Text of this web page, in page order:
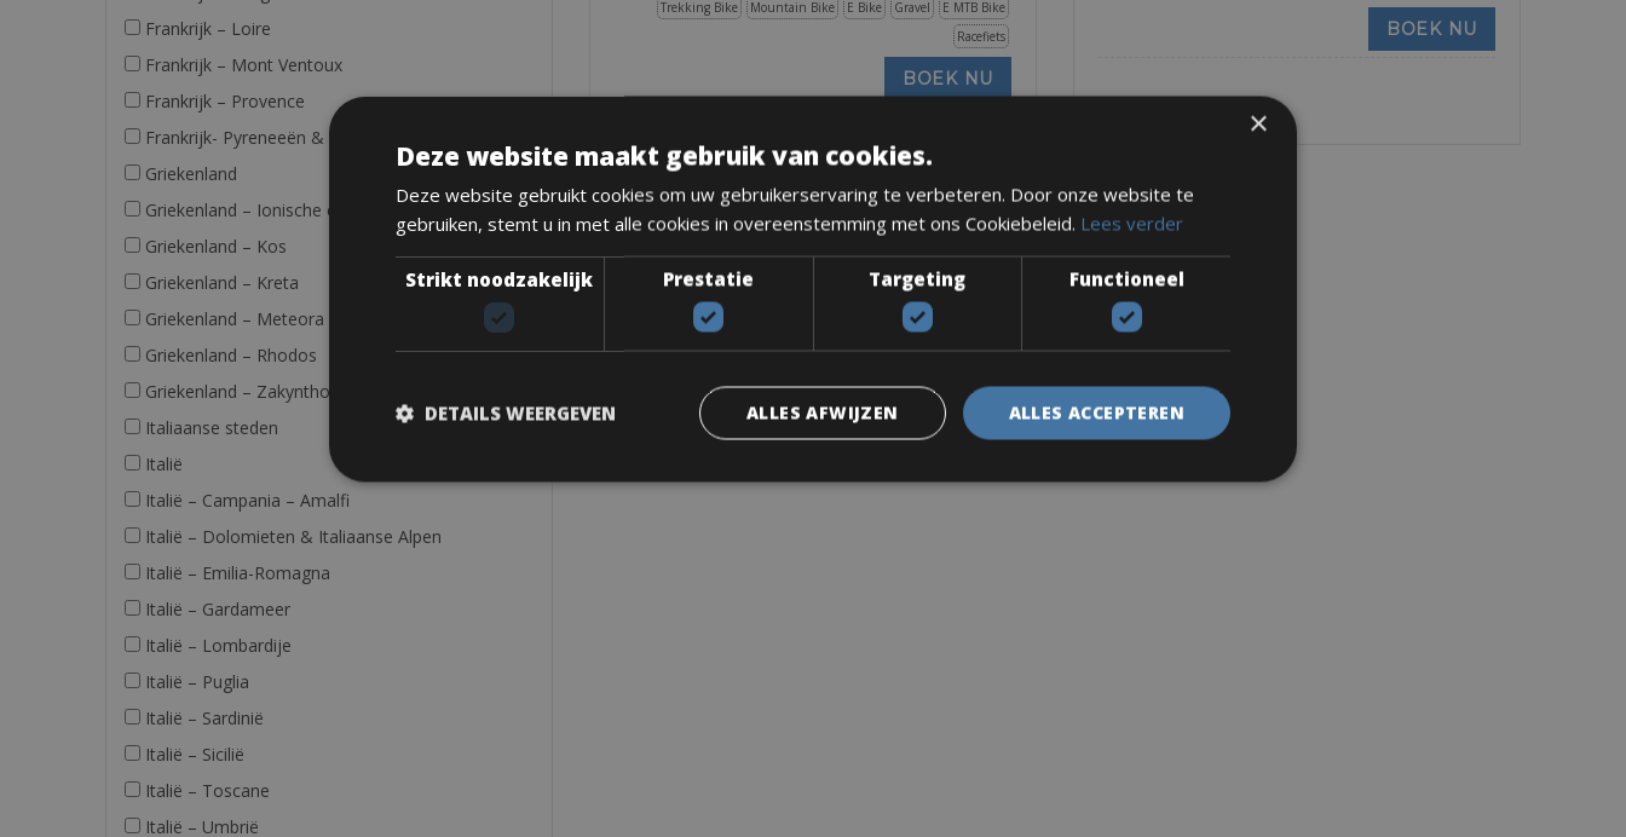
Frankrijk – Loire
Frankrijk – Mont Ventoux
Frankrijk – Provence
Frankrijk- Pyreneeën & Midi
Griekenland
Griekenland – Ionische eilanden
Griekenland – Kos
Griekenland – Kreta
Griekenland – Meteora
Griekenland – Rhodos
Griekenland – Zakynthos
Italiaanse steden
Italië
Italië – Campania – Amalfi
Italië – Dolomieten & Italiaanse Alpen
Italië – Emilia-Romagna
Italië – Gardameer
Italië – Lombardije
Italië – Puglia
Italië – Sardinië
Italië – Sicilië
Italië – Toscane
Italië – Umbrië
E MTB Bike
Gravel
E Bike
Mountain Bike
Trekking Bike
Racefiets
BOEK NU
BOEK NU
×
Deze website maakt gebruik van cookies.
Deze website gebruikt cookies om uw gebruikerservaring te verbeteren. Door onze website te
gebruiken, stemt u in met alle cookies in overeenstemming met ons Cookiebeleid. Lees verder
Strikt noodzakelijk Prestatie Targeting Functioneel
ALLES ACCEPTEREN
ALLES AFWIJZEN
DETAILS WEERGEVEN